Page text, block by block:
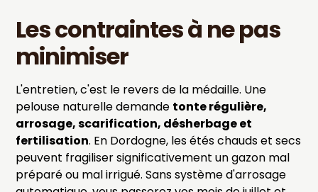
Les contraintes à ne pas
minimiser
L'entretien, c'est le revers de la médaille. Une
pelouse naturelle demande tonte régulière,
arrosage, scarification, désherbage et
fertilisation. En Dordogne, les étés chauds et secs
peuvent fragiliser significativement un gazon mal
préparé ou mal irrigué. Sans système d'arrosage